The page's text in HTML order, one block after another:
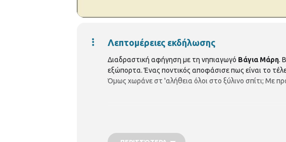
Λεπτομέρειες εκδήλωσης
Διαδραστική αφήγηση με τη νηπιαγωγό Βάγια Μάρη.
εξώπορτα. Ένας ποντικός αποφάσισε πως είναι το
Όμως χωράνε στ 'αλήθεια όλοι στο ξύλινο σπίτι; Με